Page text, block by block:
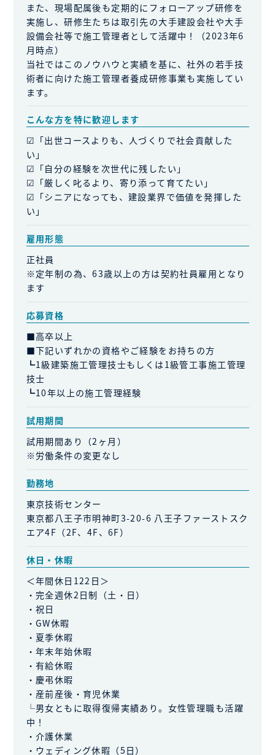
また、現場配属後も定期的にフォローアップ研修を
実施し、研修生たちは取引先の大手建設会社や大手
設備会社等で施工管理者として活躍中！（2023年6
月時点）
当社ではこのノウハウと実績を基に、社外の若手技
術者に向けた施工管理者養成研修事業も実施してい
ます。
こんな方を特に歓迎します
☑「出世コースよりも、人づくりで社会貢献した
い」
☑「自分の経験を次世代に残したい」
☑「厳しく叱るより、寄り添って育てたい」
☑「シニアになっても、建設業界で価値を発揮した
い」
雇用形態
正社員
※定年制の為、63歳以上の方は契約社員雇用となり
ます
応募資格
■高卒以上
■下記いずれかの資格やご経験をお持ちの方
┗1級建築施工管理技士もしくは1級管工事施工管理
技士
┗10年以上の施工管理経験
試用期間
試用期間あり（2ヶ月）
※労働条件の変更なし
勤務地
東京技術センター
東京都八王子市明神町3-20-6 八王子ファーストスク
エア4F（2F、4F、6F）
休日・休暇
＜年間休日122日＞
・完全週休2日制（土・日）
・祝日
・GW休暇
・夏季休暇
・年末年始休暇
・有給休暇
・慶弔休暇
・産前産後・育児休業
└男女ともに取得復帰実績あり。女性管理職も活躍
中！
・介護休業
・ウェディング休暇（5日）